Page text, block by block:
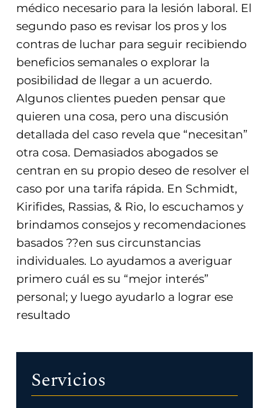
médico necesario para la lesión laboral. El
segundo paso es revisar los pros y los
contras de luchar para seguir recibiendo
beneficios semanales o explorar la
posibilidad de llegar a un acuerdo.
Algunos clientes pueden pensar que
quieren una cosa, pero una discusión
detallada del caso revela que “necesitan”
otra cosa. Demasiados abogados se
centran en su propio deseo de resolver el
caso por una tarifa rápida. En Schmidt,
Kirifides, Rassias, & Rio, lo escuchamos y
brindamos consejos y recomendaciones
basados ??en sus circunstancias
individuales. Lo ayudamos a averiguar
primero cuál es su “mejor interés”
personal; y luego ayudarlo a lograr ese
resultado
Servicios